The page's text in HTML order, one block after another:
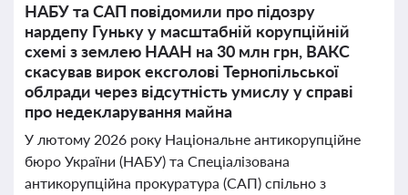
НАБУ та САП повідомили про підозру
нардепу Гуньку у масштабній корупційній
схемі з землею НААН на 30 млн грн, ВАКС
скасував вирок ексголові Тернопільської
облради через відсутність умислу у справі
про недекларування майна
У лютому 2026 року Національне антикорупційне
бюро України (НАБУ) та Спеціалізована
антикорупційна прокуратура (САП) спільно з